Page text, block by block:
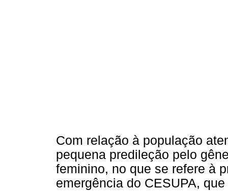
Com relação à população
pequena predileção pelo
feminino, no que se refere à
emergência do CESUPA,